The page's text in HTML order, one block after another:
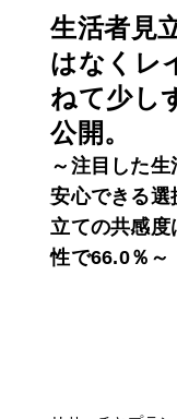
生活者見
はなくレ
ねて少し
公開。
～注目した生
安心できる選
立ての共感度
性で66.0％～